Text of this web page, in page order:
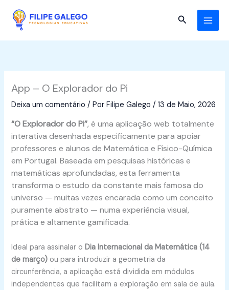
content
Search
App – O Explorador do Pi
Deixa um comentário / Por Filipe Galego/13 de Maio, 2026
“O Explorador do Pi”, é uma aplicação web totalmente
interativa desenhada especificamente para apoiar
professores e alunos de Matemática e Físico-Química
em Portugal. Baseada em pesquisas históricas e
matemáticas aprofundadas, esta ferramenta
transforma o estudo da constante mais famosa do
universo — muitas vezes encarada como um conceito
puramente abstrato — numa experiência visual,
prática e altamente gamificada.
Ideal para assinalar oDia Internacional da Matemática (14
de março) ou para introduzir a geometria da
circunferência, a aplicação está dividida em módulos
independentes que facilitam a exploração em sala de aula.